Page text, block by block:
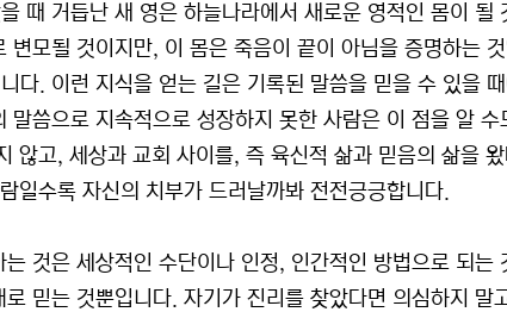
때 거듭난 새 영은 하늘나라에서 새로운 영적인 몸이 될
변모될 것이지만, 이 몸은 죽음이 끝이 아님을 증명하는
다. 이런 지식을 얻는 길은 기록된 말씀을 믿을 수 있을
말씀으로 지속적으로 성장하지 못한 사람은 이 점을 알
않고, 세상과 교회 사이를, 즉 육신적 삶과 믿음의 삶을
일수록 자신의 치부가 드러날까봐 전전긍긍합니다.
것은 세상적인 수단이나 인정, 인간적인 방법으로 되는
로 믿는 것뿐입니다. 자기가 진리를 찾았다면 의심하지 말